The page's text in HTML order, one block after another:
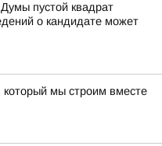
пустой квадрат
о кандидате может
мы строим вместе